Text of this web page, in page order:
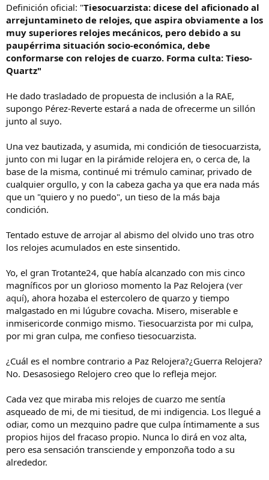
Definición oficial: "Tiesocuarzista: dicese del aficionado al
arrejuntamineto de relojes, que aspira obviamente a los
muy superiores relojes mecánicos, pero debido a su
paupérrima situación socio-económica, debe
conformarse con relojes de cuarzo. Forma culta: Tieso-
Quartz"
He dado trasladado de propuesta de inclusión a la RAE,
supongo Pérez-Reverte estará a nada de ofrecerme un sillón
junto al suyo.
Una vez bautizada, y asumida, mi condición de tiesocuarzista,
junto con mi lugar en la pirámide relojera en, o cerca de, la
base de la misma, continué mi trémulo caminar, privado de
cualquier orgullo, y con la cabeza gacha ya que era nada más
que un "quiero y no puedo", un tieso de la más baja
condición.
Tentado estuve de arrojar al abismo del olvido uno tras otro
los relojes acumulados en este sinsentido.
Yo, el gran Trotante24, que había alcanzado con mis cinco
magníficos por un glorioso momento la Paz Relojera (ver
aquí), ahora hozaba el estercolero de quarzo y tiempo
malgastado en mi lúgubre covacha. Misero, miserable e
inmisericorde conmigo mismo. Tiesocuarzista por mi culpa,
por mi gran culpa, me confieso tiesocuarzista.
¿Cuál es el nombre contrario a Paz Relojera?¿Guerra Relojera?
No. Desasosiego Relojero creo que lo refleja mejor.
Cada vez que miraba mis relojes de cuarzo me sentía
asqueado de mi, de mi tiesitud, de mi indigencia. Los llegué a
odiar, como un mezquino padre que culpa íntimamente a sus
propios hijos del fracaso propio. Nunca lo dirá en voz alta,
pero esa sensación transciende y emponzoña todo a su
alrededor.